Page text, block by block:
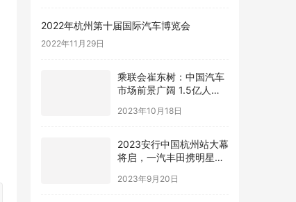
2022年杭州第十届国际汽车博览会
2022年11月29日
乘联会崔东树：中国汽车
市场前景广阔 1.5亿人有
2023年10月18日
2023安行中国杭州站大幕
将启，一汽丰田携明星车
2023年9月20日